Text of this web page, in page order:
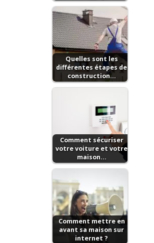
Quelles sont les
différentes étapes de
construction…
Comment sécuriser
votre voiture et votre
maison…
Comment mettre en
avant sa maison sur
internet ?